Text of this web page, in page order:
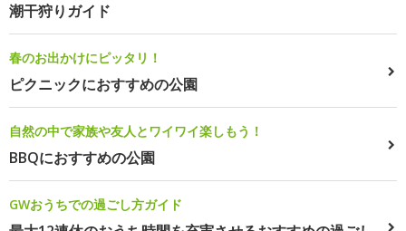
潮干狩りガイド
春のお出かけにピッタリ！
ピクニックにおすすめの公園
自然の中で家族や友人とワイワイ楽しもう！
BBQにおすすめの公園
GWおうちでの過ごし方ガイド